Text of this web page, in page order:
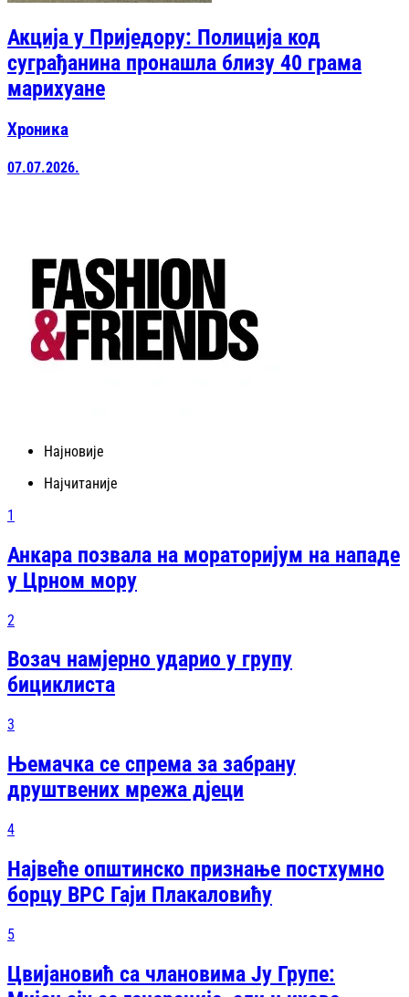
Акција у Приједору: Полиција код
суграђанина пронашла близу 40 грама
марихуане
Хроника
07.07.2026.
Најновије
Најчитаније
1
Анкара позвала на мораторијум на нападе
у Црном мору
2
Возач намјерно ударио у групу
бициклиста
3
Њемачка се спрема за забрану
друштвених мрежа дјеци
4
Највеће општинско признање постхумно
борцу ВРС Гаји Плакаловићу
5
Цвијановић са члановима Ју Групе: